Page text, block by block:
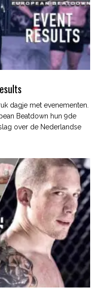
dagje met evenementen.
Beatdown hun 9de
over de Nederlandse